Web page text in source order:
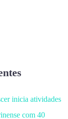
inicia atividades
com 40